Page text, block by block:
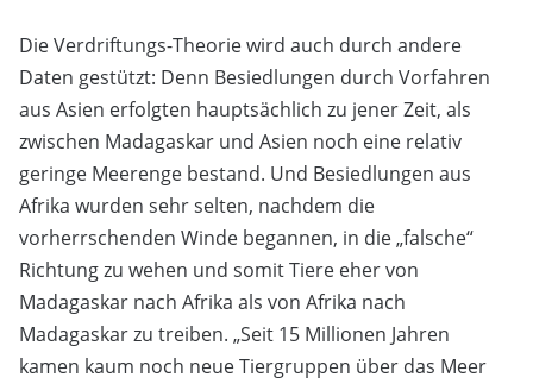
Die Verdriftungs-Theorie wird auch durch andere
Daten gestützt: Denn Besiedlungen durch Vorfahren
aus Asien erfolgten hauptsächlich zu jener Zeit, als
zwischen Madagaskar und Asien noch eine relativ
geringe Meerenge bestand. Und Besiedlungen aus
Afrika wurden sehr selten, nachdem die
vorherrschenden Winde begannen, in die „falsche“
Richtung zu wehen und somit Tiere eher von
Madagaskar nach Afrika als von Afrika nach
Madagaskar zu treiben. „Seit 15 Millionen Jahren
kamen kaum noch neue Tiergruppen über das Meer